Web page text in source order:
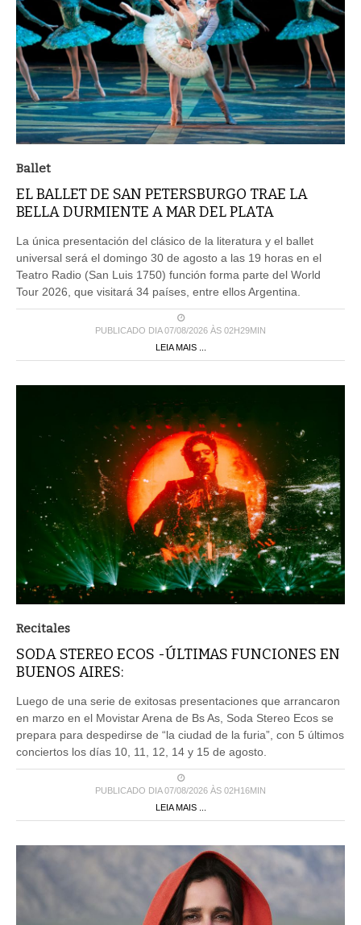
Ballet
EL BALLET DE SAN PETERSBURGO TRAE LA
BELLA DURMIENTE A MAR DEL PLATA
La única presentación del clásico de la literatura y el ballet
universal será el domingo 30 de agosto a las 19 horas en el
Teatro Radio (San Luis 1750) función forma parte del World
Tour 2026, que visitará 34 países, entre ellos Argentina.
PUBLICADO DIA 07/08/2026 ÀS 02H29MIN
LEIA MAIS ...
Recitales
SODA STEREO ECOS -ÚLTIMAS FUNCIONES EN
BUENOS AIRES:
Luego de una serie de exitosas presentaciones que arrancaron
en marzo en el Movistar Arena de Bs As, Soda Stereo Ecos se
prepara para despedirse de “la ciudad de la furia”, con 5 últimos
conciertos los días 10, 11, 12, 14 y 15 de agosto.
PUBLICADO DIA 07/08/2026 ÀS 02H16MIN
LEIA MAIS ...